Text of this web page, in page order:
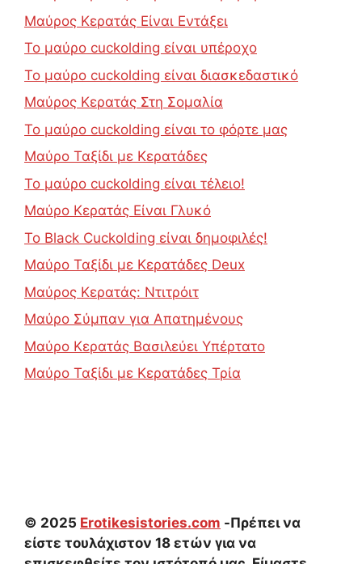
Μαύρος Κερατάς Είναι Εντάξει
Το μαύρο cuckolding είναι υπέροχο
Το μαύρο cuckolding είναι διασκεδαστικό
Μαύρος Κερατάς Στη Σομαλία
Το μαύρο cuckolding είναι το φόρτε μας
Μαύρο Ταξίδι με Κερατάδες
Το μαύρο cuckolding είναι τέλειο!
Μαύρο Κερατάς Είναι Γλυκό
Το Black Cuckolding είναι δημοφιλές!
Μαύρο Ταξίδι με Κερατάδες Deux
Μαύρος Κερατάς: Ντιτρόιτ
Μαύρο Σύμπαν για Απατημένους
Μαύρο Κερατάς Βασιλεύει Υπέρτατο
Μαύρο Ταξίδι με Κερατάδες Τρία
© 2025 Erotikesistories.com -Πρέπει να
είστε τουλάχιστον 18 ετών για να